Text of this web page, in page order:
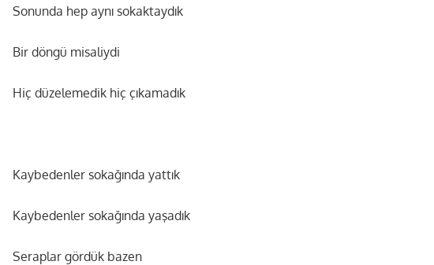
Sonunda hep aynı sokaktaydık
Bir döngü misaliydi
Hiç düzelemedik hiç çıkamadık
Kaybedenler sokağında yattık
Kaybedenler sokağında yaşadık
Seraplar gördük bazen